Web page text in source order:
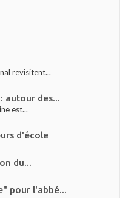
revisitent...
autour des...
est...
d'école
du...
pour l'abbé...